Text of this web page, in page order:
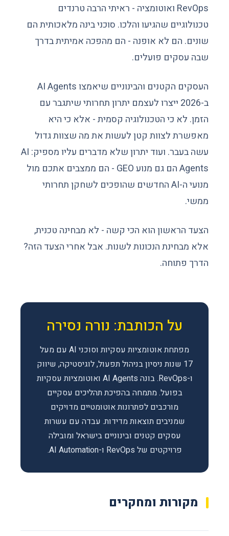
RevOps ואוטומציה - ראיתי הרבה טרנדים
טכנולוגיים שהגיעו והלכו. סוכני בינה מלאכותית הם
שונים. הם לא אופנה - הם מהפכה אמיתית בדרך
שבה עסקים פועלים.
העסקים הקטנים והבינוניים שיאמצו AI Agents
ב-2026 ייצרו לעצמם יתרון תחרותי שיתגבר עם
הזמן. לא כי הטכנולוגיה קסמית - אלא כי היא
מאפשרת לצוות קטן לעשות את מה שצוות גדול
עשה בעבר. ועוד יתרון שלא מדברים עליו מספיק: AI
Agents הם גם מנוע GEO - הם ממצבים אתכם מול
מנועי ה-AI החדשים שהופכים לשחקן תחרותי
ממשי.
הצעד הראשון הוא הכי קשה - לא מבחינה טכנית,
אלא מבחינת הנכונות לשנות. אבל אחרי הצעד הזה?
הדרך פתוחה.
על הכותבת: נורה נסירה
מפתחת אוטומציות עסקיות וסוכני AI עם מעל
17 שנות ניסיון בניהול תפעול, לוגיסטיקה, שיווק
ו-RevOps. בונה AI Agents ואוטומציות עסקיות
בפועל. מתמחה בהפיכת תהליכים עסקיים
מורכבים לפתרונות אוטומטיים מדויקים
שמניבים תוצאות מדידות. עבדה עם עשרות
עסקים קטנים ובינוניים בישראל ומובילה
פרויקטים של RevOps ו-AI Automation.
מקורות ומחקרים